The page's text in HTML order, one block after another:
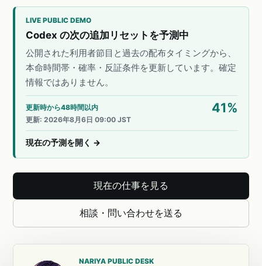
LIVE PUBLIC DEMO
Codex の次の追加リセットを予測中
公開された利用者節目と過去の配布タイミングから、
本命時間帯・確率・反証条件を更新しています。確定
情報ではありません。
更新時から48時間以内 41%
更新:2026年8月6日 09:00 JST
現在の予測を開く →
現在の仕事を見る
相談・問い合わせを送る
NARIYA PUBLIC DESK